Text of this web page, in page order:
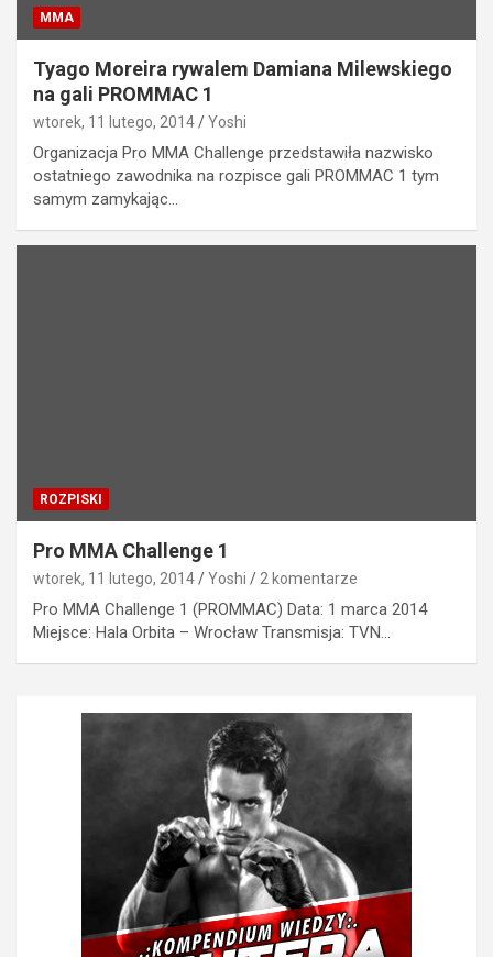
MMA
Tyago Moreira rywalem Damiana Milewskiego
na gali PROMMAC 1
wtorek, 11 lutego, 2014 Yoshi
Organizacja Pro MMA Challenge przedstawiła nazwisko
ostatniego zawodnika na rozpisce gali PROMMAC 1 tym
samym zamykając…
ROZPISKI
Pro MMA Challenge 1
wtorek, 11 lutego, 2014 Yoshi 2 komentarze
Pro MMA Challenge 1 (PROMMAC) Data: 1 marca 2014
Miejsce: Hala Orbita – Wrocław Transmisja: TVN…